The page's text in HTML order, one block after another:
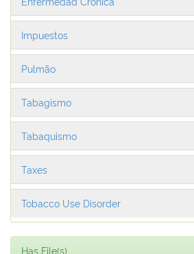
Impuestos
Pulmão
Tabagismo
Tabaquismo
Taxes
Tobacco Use Disorder
Has File(s)